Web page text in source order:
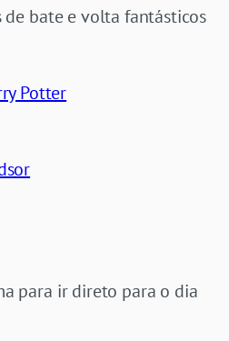
de bate e volta fantásticos
Potter
para ir direto para o dia